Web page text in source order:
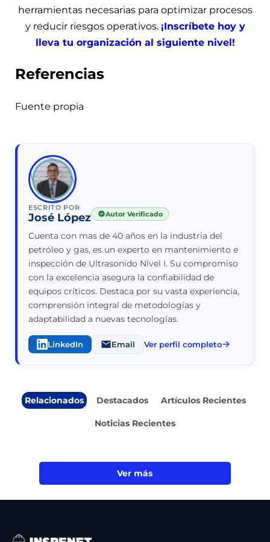
herramientas necesarias para optimizar procesos
y reducir riesgos operativos. ¡Inscríbete hoy y
lleva tu organización al siguiente nivel!
Referencias
Fuente propia
ESCRITO POR
José López Autor Verificado
Cuenta con mas de 40 años en la industria del
petróleo y gas, es un experto en mantenimiento e
inspección de Ultrasonido Nivel I. Su compromiso
con la excelencia asegura la confiabilidad de
equipos críticos. Destaca por su vasta experiencia,
comprensión integral de metodologías y
adaptabilidad a nuevas tecnologías.
LinkedIn Email Ver perfil completo
Relacionados Destacados Artículos Recientes
Noticias Recientes
Ver más